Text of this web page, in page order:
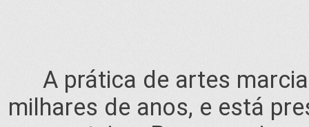
A prática de artes
milhares de anos, e está